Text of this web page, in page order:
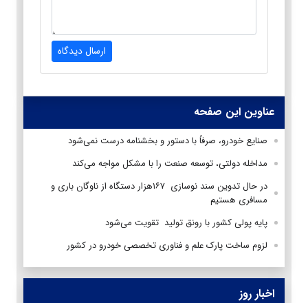
ارسال دیدگاه
عناوین این صفحه
صنایع خودرو، صرفاً با دستور و بخشنامه درست نمی‌شود
مداخله دولتی، توسعه صنعت را با مشکل مواجه می‌کند
در حال تدوین سند نوسازی ۱۶۷‌هزار دستگاه از ناوگان باری و
مسافری هستیم
پایه پولی کشور با رونق تولید تقویت می‌شود
لزوم ساخت پارک علم و فناوری تخصصی خودرو در کشور
اخبار روز